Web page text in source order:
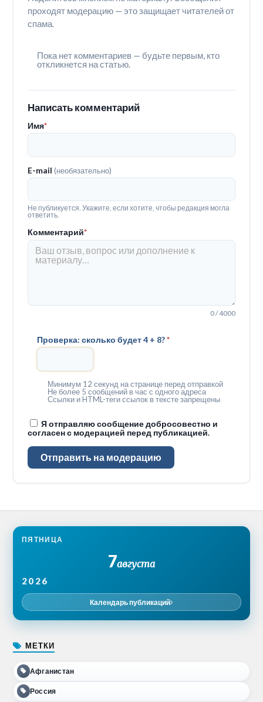
проходят модерацию — это защищает читателей от
спама.
Пока нет комментариев — будьте первым, кто
откликнется на статью.
Написать комментарий
Имя*
E-mail(необязательно)
Не публикуется. Укажите, если хотите, чтобы редакция могла
ответить.
Комментарий*
0 / 4000
Проверка: сколько будет 4 + 8?*
Минимум 12 секунд на странице перед отправкой
Не более 5 сообщений в час с одного адреса
Ссылки и HTML-теги ссылок в тексте запрещены
Я отправляю сообщение добросовестно и
согласен с модерацией перед публикацией.
Отправить на модерацию
ПЯТНИЦА
7августа
2026
Календарь публикаций
МЕТКИ
Афганистан
Россия